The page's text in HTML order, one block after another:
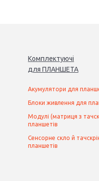
Комплектуючі
для ПЛАНШЕТА
Акумулятори для
Блоки живлення для
Модулі (матриця з
планшетів
Сенсорне скло й
планшетів